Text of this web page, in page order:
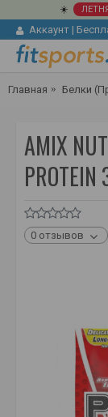
☀️
Аккаунт |
Главная Белки
AMIX
PROTEIN
0 отзывов